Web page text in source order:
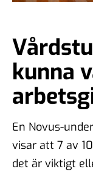
kunna
En Novus-
visar att 7 av
det är viktigt